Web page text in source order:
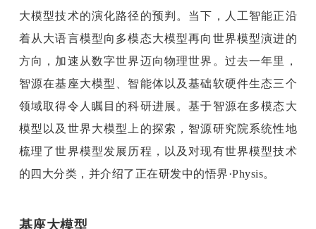
大模型技术的演化路径的预判。当下，人工智能正沿
着从大语言模型向多模态大模型再向世界模型演进的
方向，加速从数字世界迈向物理世界。过去一年里，
智源在基座大模型、智能体以及基础软硬件生态三个
领域取得令人瞩目的科研进展。基于智源在多模态大
模型以及世界大模型上的探索，智源研究院系统性地
梳理了世界模型发展历程，以及对现有世界模型技术
的四大分类，并介绍了正在研发中的悟界·Physis。
基座大模型